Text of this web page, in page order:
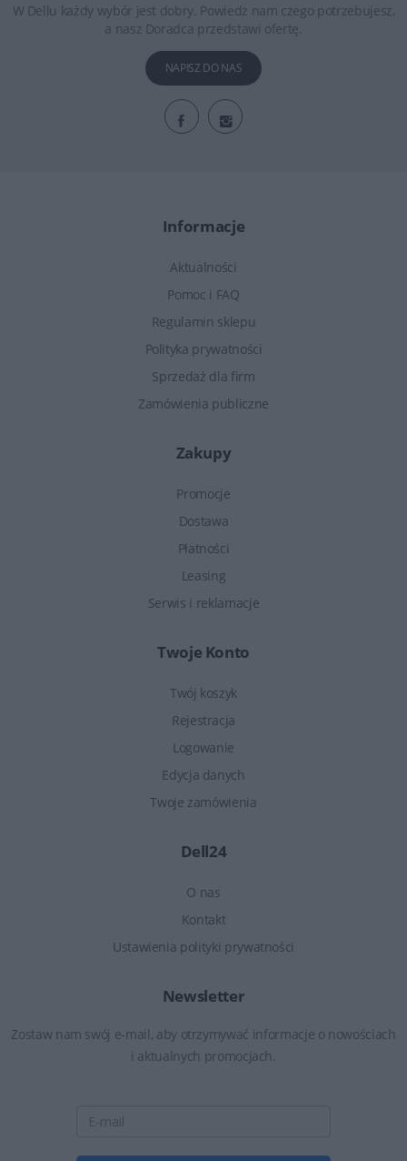
W Dellu każdy wybór jest dobry. Powiedz nam czego potrzebujesz,
a nasz Doradca przedstawi ofertę.
NAPISZ DO NAS
Informacje
Aktualności
Pomoc i FAQ
Regulamin sklepu
Polityka prywatności
Sprzedaż dla firm
Zamówienia publiczne
Zakupy
Promocje
Dostawa
Płatności
Leasing
Serwis i reklamacje
Twoje Konto
Twój koszyk
Rejestracja
Logowanie
Edycja danych
Twoje zamówienia
Dell24
O nas
Kontakt
Ustawienia polityki prywatności
Newsletter
Zostaw nam swój e-mail, aby otrzymywać informacje o nowościach
i aktualnych promocjach.